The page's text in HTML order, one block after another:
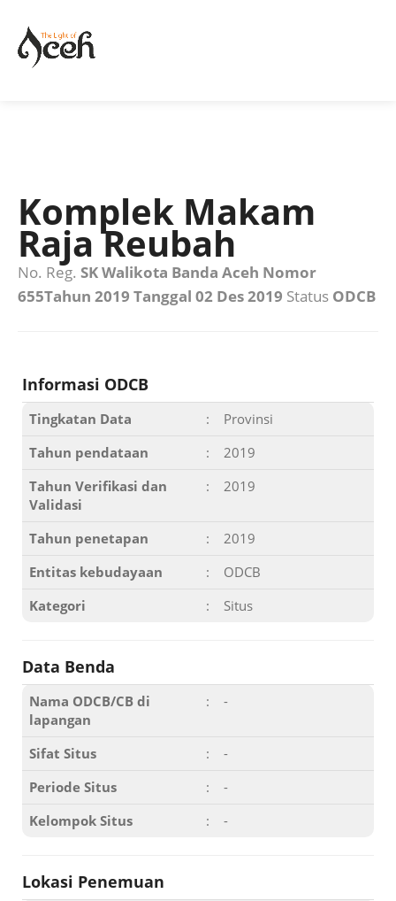
Komplek Makam
Raja Reubah
No. Reg. SK Walikota Banda Aceh Nomor
655Tahun 2019 Tanggal 02 Des 2019 Status ODCB
Informasi ODCB
Tingkatan Data :
Provinsi
Tahun pendataan
:
2019
Tahun Verifikasi dan
Validasi
: 2019
Tahun penetapan :
2019
Entitas kebudayaan
:
ODCB
Kategori
: Situs
Data Benda
Nama ODCB/CB di
lapangan
: -
Sifat Situs :
-
Periode Situs
:
-
Kelompok Situs
: -
Lokasi Penemuan